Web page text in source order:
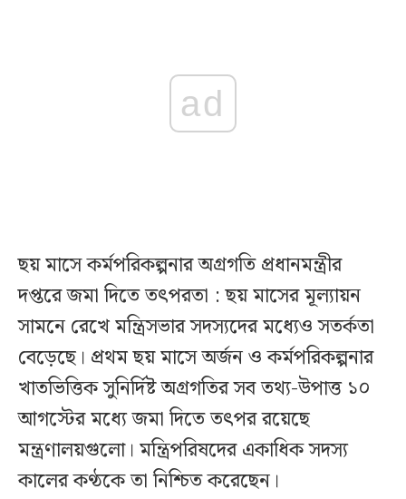
ad
ছয় মাসে কর্মপরিকল্পনার অগ্রগতি প্রধানমন্ত্রীর
দপ্তরে জমা দিতে তৎপরতা : ছয় মাসের মূল্যায়ন
সামনে রেখে মন্ত্রিসভার সদস্যদের মধ্যেও সতর্কতা
বেড়েছে। প্রথম ছয় মাসে অর্জন ও কর্মপরিকল্পনার
খাতভিত্তিক সুনির্দিষ্ট অগ্রগতির সব তথ্য-উপাত্ত ১০
আগস্টের মধ্যে জমা দিতে তৎপর রয়েছে
মন্ত্রণালয়গুলো। মন্ত্রিপরিষদের একাধিক সদস্য
কালের কণ্ঠকে তা নিশ্চিত করেছেন।